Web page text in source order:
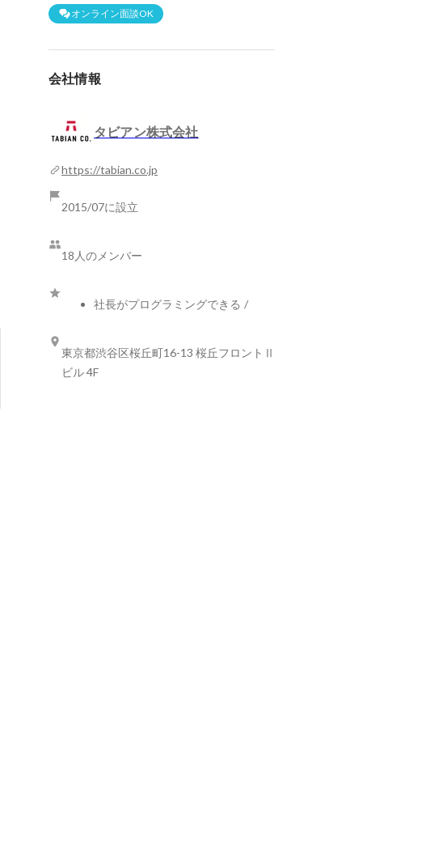
オンライン面談OK
会社情報
タビアン株式会社
https://tabian.co.jp
2015/07に設立
18人のメンバー
社長がプログラミングできる /
東京都渋谷区桜丘町16-13 桜丘フロントⅡ
ビル 4F